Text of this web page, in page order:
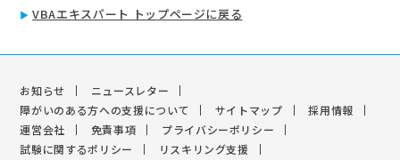
VBAエキスパート トップページに戻る
お知らせ
ニュースレター
障がいのある方への支援について
サイトマップ
採用情報
運営会社
免責事項
プライバシーポリシー
試験に関するポリシー
リスキリング支援